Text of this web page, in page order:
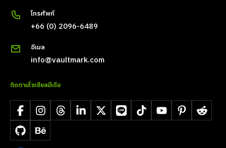
โทรศัพท์
+66 (0) 2096-6489
อีเมล
info@vaultmark.com
ติดตามโซเชียลมีเดีย
FacebookInstagramThreadsLinkedIn
X LINE TikTokYouTubePinterestReddit
GitHubBehance